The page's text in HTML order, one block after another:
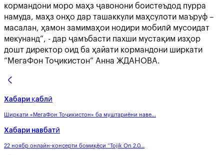
кормандони моро маҳз ҷавонони боистеъдод пурра
намуда, маҳз онҳо дар ташаккули маҳсулоти маъруф –
масалан, ҳамон замимаҳои нодири мобилӣ мусоидат
мекунанд”, - дар ҷамъбасти пахши мустақим изҳор
дошт директор оид ба ҳайати кормандони ширкати
“МегаФон Тоҷикистон” Анна ЖДАНОВА.
Хабари қаблӣ
Ширкати «МегаФон Тоҷикистон» ба муштариёни наве...
Хабари навбатӣ
22 ноябр онлайн-консерти бомиқёси “Tojik On 2.0...